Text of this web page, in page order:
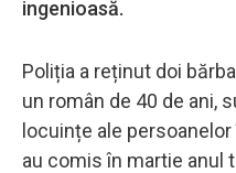
ingenioasă.
Poliția a reținut doi
un român de 40 de ani,
locuințe ale
au comis în martie anul